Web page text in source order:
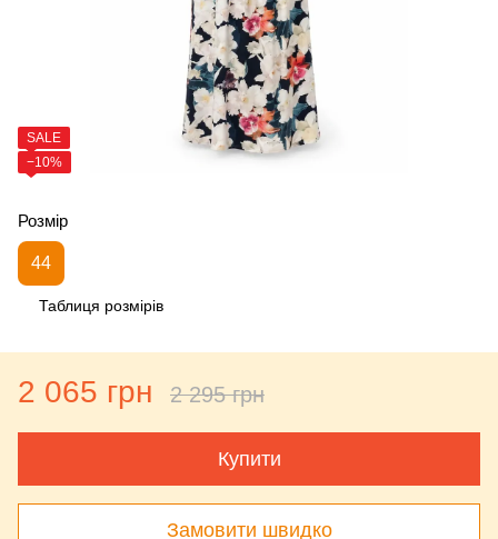
SALE
−10%
Розмір
44
Таблиця розмірів
2 065 грн 2 295 грн
Купити
Замовити швидко